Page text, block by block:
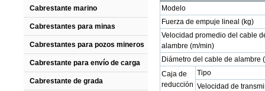
Cabrestante marino
Cabrestantes para minas
Cabrestantes para pozos mineros
Cabrestante para envío de carga
Cabrestante de grada
Modelo
Fuerza de empuje lineal (kg)
Velocidad promedio del cable
alambre (m/min)
Diámetro del cable de alambre
Caja de
reducción
Tipo
Velocidad de